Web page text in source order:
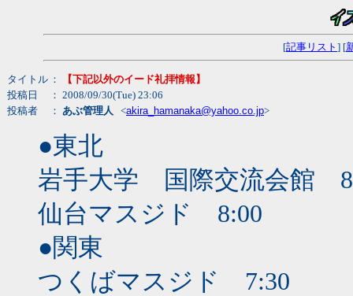
[記事リスト ] [
タイトル ：
【下記以外のイード礼拝情報】
投稿日
： 2008/09/30(Tue) 23:06
投稿者
： あぶ管理人 <akira_hamanaka@yahoo.co.jp>
●東北
岩手大学 国際交流会館
仙台マスジド 8:00
●関東
つくばマスジド 7:30